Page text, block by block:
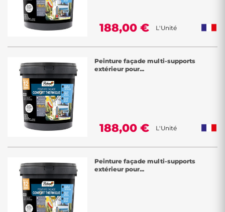
188,00 € L'Unité
Peinture façade multi-supports
extérieur pour...
188,00 € L'Unité
Peinture façade multi-supports
extérieur pour...